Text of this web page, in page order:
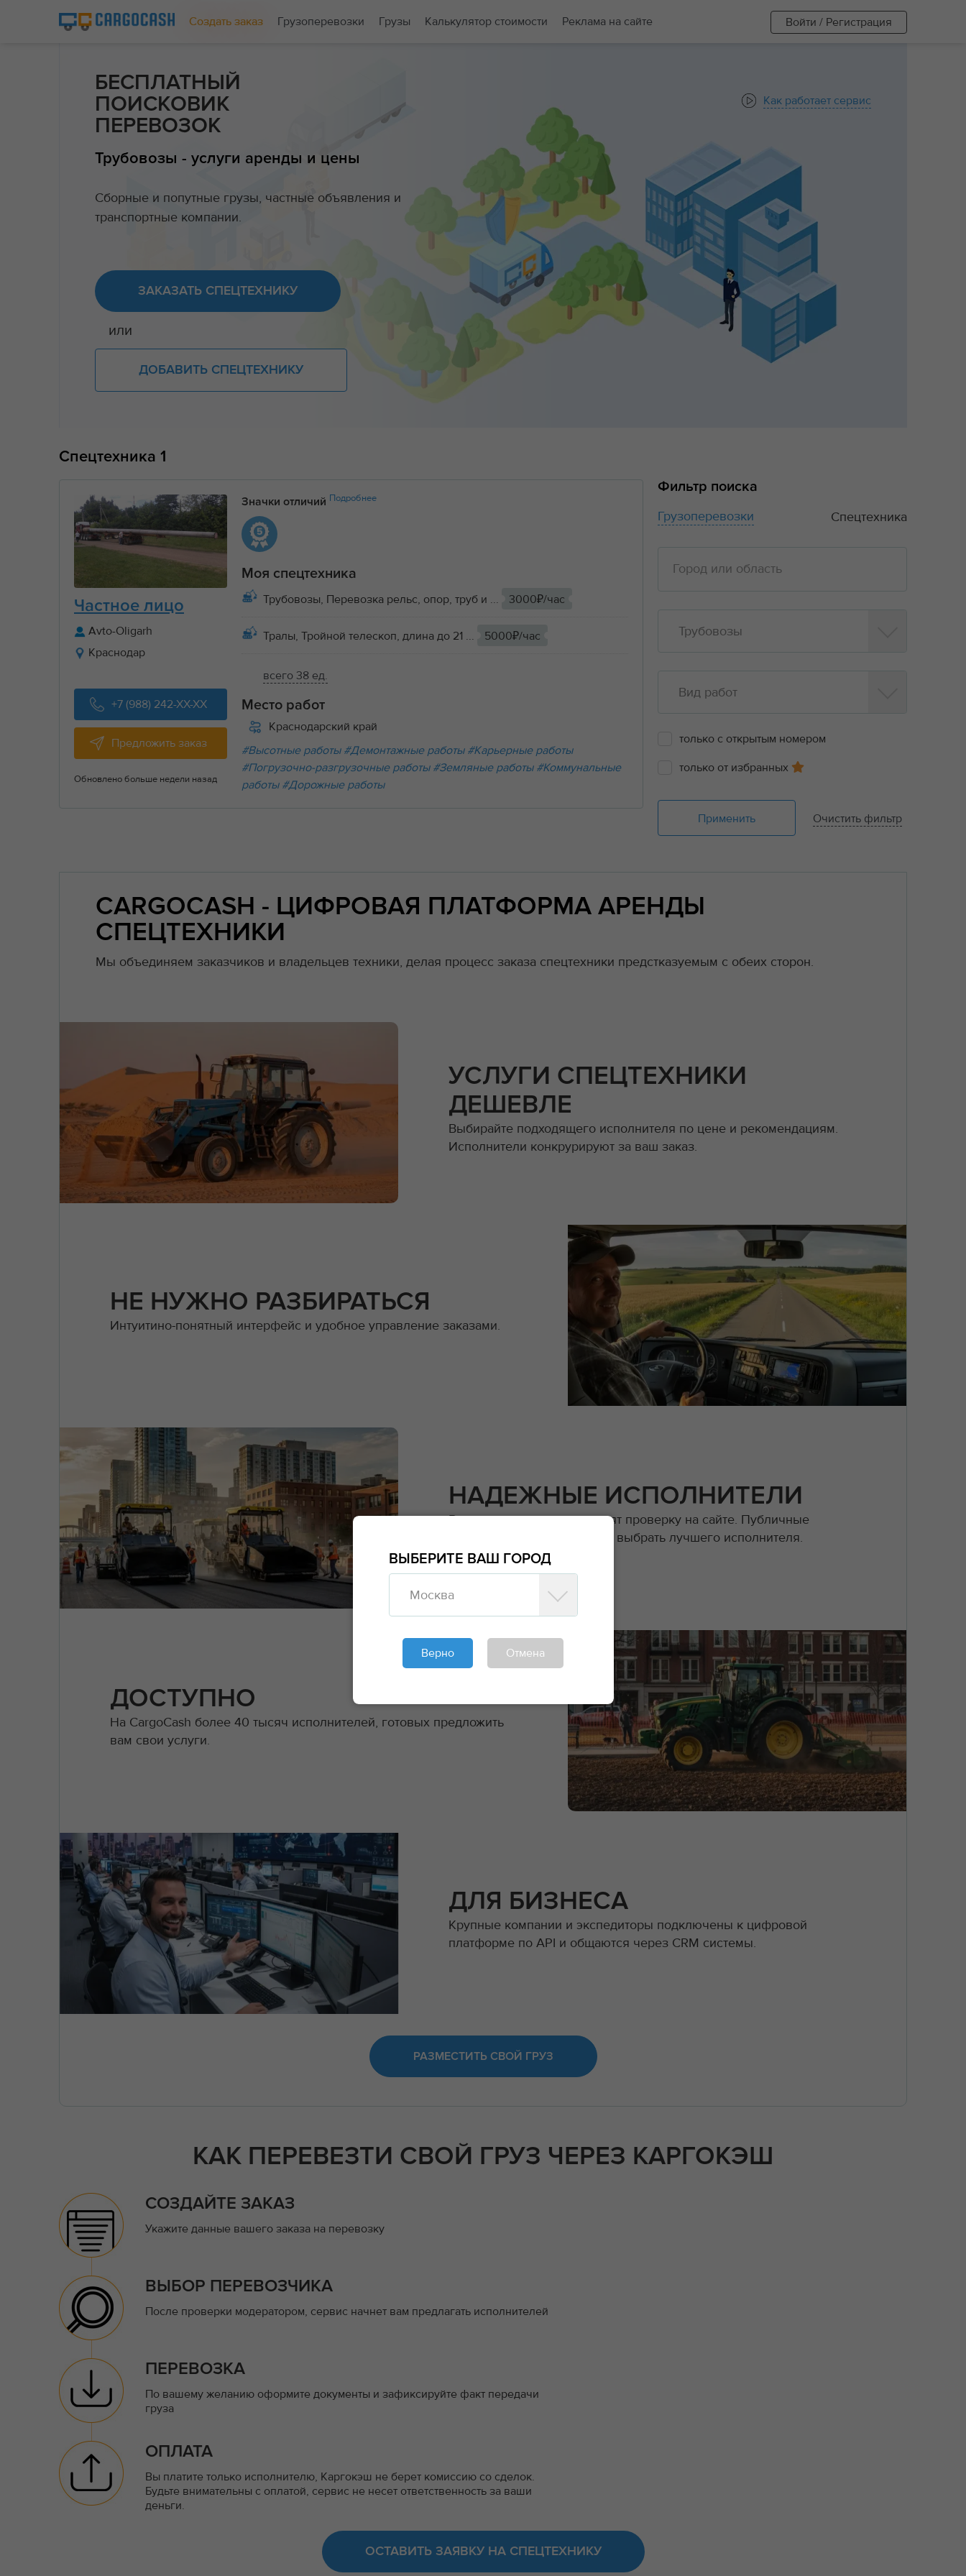
Создать заказ Грузоперевозки Грузы Калькулятор стоимости Реклама на сайте Войти / Регистрация
БЕСПЛАТНЫЙ
ПОИСКОВИК
ПЕРЕВОЗОК
Трубовозы - услуги аренды и цены
Сборные и попутные грузы, частные объявления и
транспортные компании.
ЗАКАЗАТЬ СПЕЦТЕХНИКУ
или
ДОБАВИТЬ СПЕЦТЕХНИКУ
Как работает сервис
Спецтехника 1
Частное лицо
Avto-Oligarh
Краснодар
+7 (988) 242-XX-XX
Предложить заказ
Обновлено больше недели назад
Значки отличий Подробнее
Моя спецтехника
Трубовозы, Перевозка рельс, опор, труб и ...
3000₽/час
Тралы, Тройной телескоп, длина до 21 ... 5000₽/час
всего 38 ед.
Место работ
Краснодарский край
#Высотные работы #Демонтажные работы #Карьерные работы
#Погрузочно-разгрузочные работы #Земляные работы #Коммунальные
работы #Дорожные работы
Фильтр поиска
Грузоперевозки Спецтехника
Трубовозы
Вид работ
только с открытым номером
только от избранных
Применить Очистить фильтр
CARGOCASH - ЦИФРОВАЯ ПЛАТФОРМА АРЕНДЫ
СПЕЦТЕХНИКИ
Мы объединяем заказчиков и владельцев техники, делая процесс заказа спецтехники предстказуемым с обеих сторон.
УСЛУГИ СПЕЦТЕХНИКИ
ДЕШЕВЛЕ
Выбирайте подходящего исполнителя по цене и рекомендациям.
Исполнители конкрурируют за ваш заказ.
НЕ НУЖНО РАЗБИРАТЬСЯ
Интуитино-понятный интерфейс и удобное управление заказами.
НАДЕЖНЫЕ ИСПОЛНИТЕЛИ
Владельцы техники проходят проверку на сайте. Публичные
отзывы позволят оценить и выбрать лучшего исполнителя.
ДОСТУПНО
На CargoCash более 40 тысяч исполнителей, готовых предложить
вам свои услуги.
ДЛЯ БИЗНЕСА
Крупные компании и экспедиторы подключены к цифровой
платформе по API и общаются через CRM системы.
РАЗМЕСТИТЬ СВОЙ ГРУЗ
КАК ПЕРЕВЕЗТИ СВОЙ ГРУЗ ЧЕРЕЗ КАРГОКЭШ
СОЗДАЙТЕ ЗАКАЗ
Укажите данные вашего заказа на перевозку
ВЫБОР ПЕРЕВОЗЧИКА
После проверки модератором, сервис начнет вам предлагать исполнителей
ПЕРЕВОЗКА
По вашему желанию оформите документы и зафиксируйте факт передачи
груза
ОПЛАТА
Вы платите только исполнителю, Каргокэш не берет комиссию со сделок.
Будьте внимательны с оплатой, сервис не несет ответственность за ваши
деньги.
ОСТАВИТЬ ЗАЯВКУ НА СПЕЦТЕХНИКУ
ВЫБЕРИТЕ ВАШ ГОРОД
Москва
Верно Отмена